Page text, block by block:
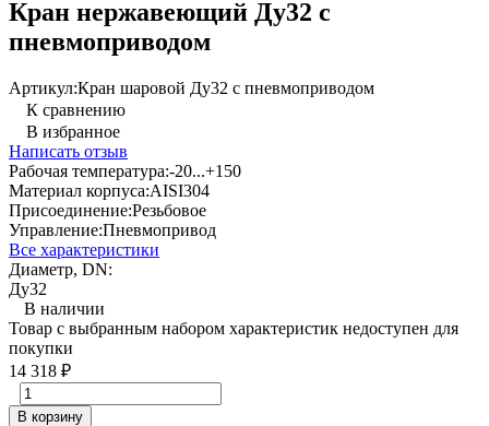
Кран нержавеющий Ду32 с
пневмоприводом
Артикул:Кран шаровой Ду32 с пневмоприводом
К сравнению
В избранное
Написать отзыв
Рабочая температура:-20...+150
Материал корпуса:AISI304
Присоединение:Резьбовое
Управление:Пневмопривод
Все характеристики
Диаметр, DN:
Ду32
В наличии
Товар с выбранным набором характеристик недоступен для
покупки
14 318 ₽
В корзину